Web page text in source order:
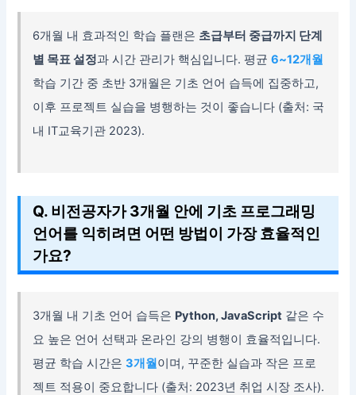
6개월 내 효과적인 학습 플랜은 초급부터 중급까지 단계
별 목표 설정과 시간 관리가 핵심입니다. 평균6~12개월
학습 기간 중 초반 3개월은 기초 언어 습득에 집중하고,
이후 프로젝트 실습을 병행하는 것이 좋습니다 (출처: 국
내 IT교육기관 2023).
Q. 비전공자가 3개월 안에 기초 프로그래밍
언어를 익히려면 어떤 방법이 가장 효율적인
가요?
3개월 내 기초 언어 습득은 Python, JavaScript 같은 수
요 높은 언어 선택과 온라인 강의 병행이 효율적입니다.
평균 학습 시간은3개월이며, 꾸준한 실습과 작은 프로
젝트 적용이 중요합니다 (출처: 2023년 취업 시장 조사).